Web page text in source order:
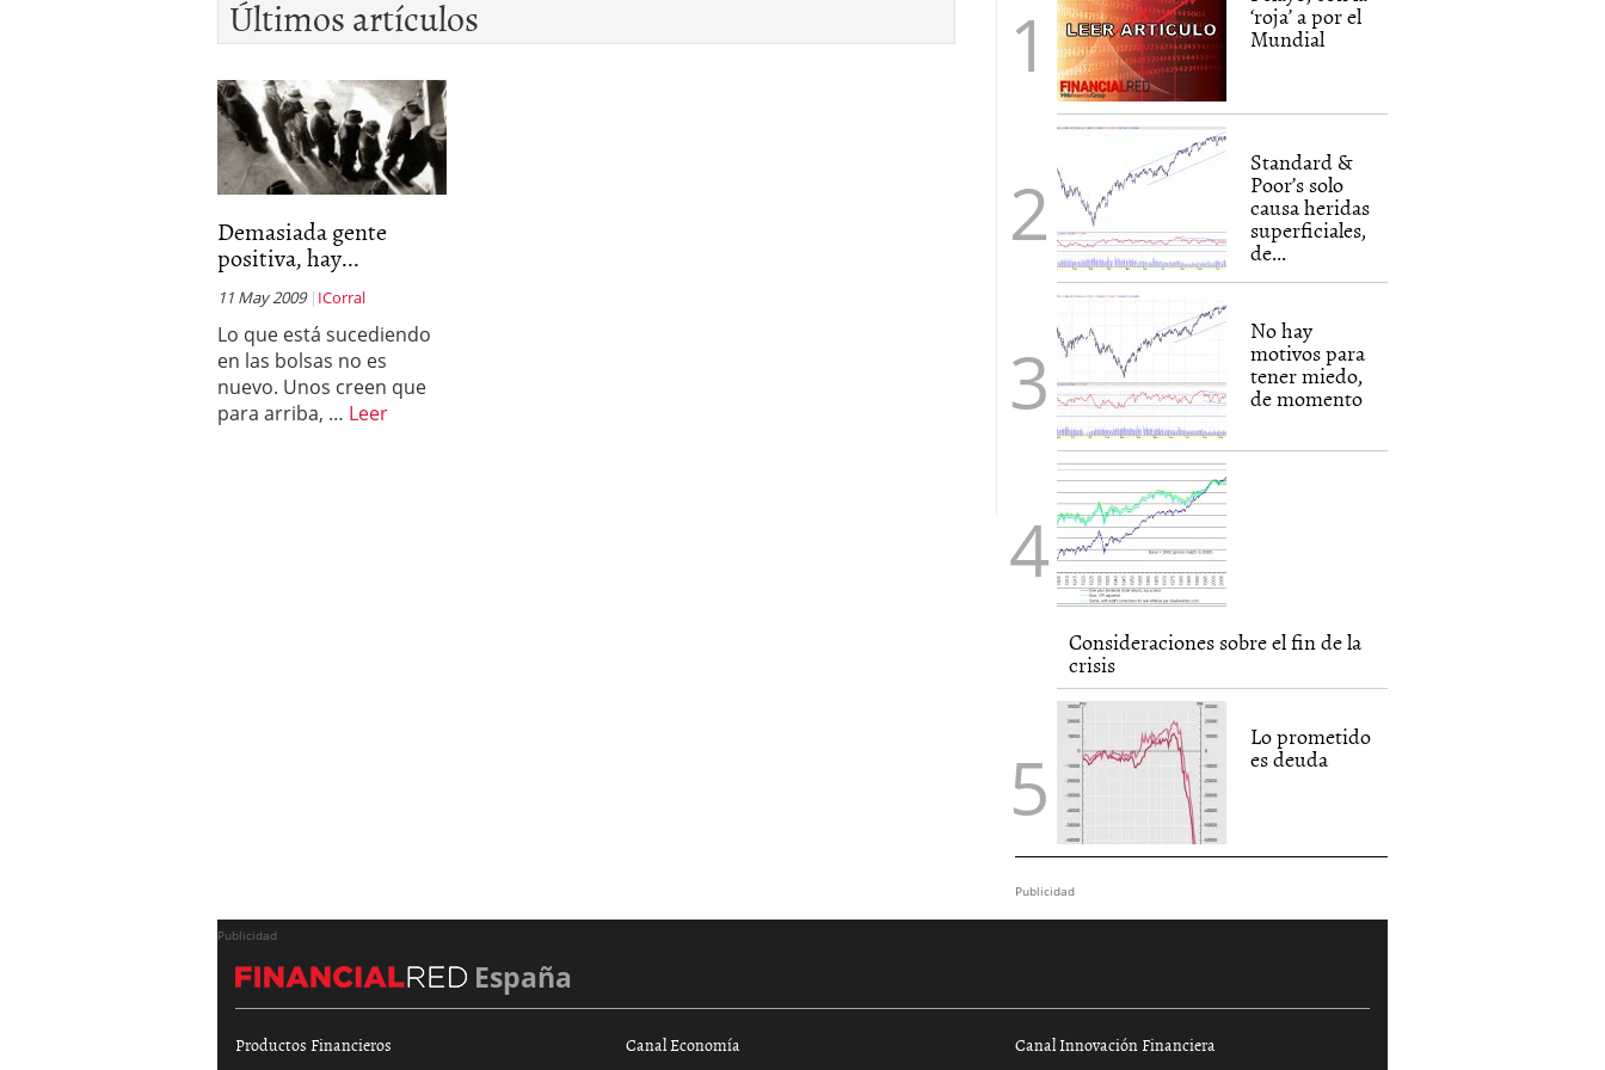
Últimos artículos
Demasiada gente
positiva, hay...
11 May 2009 ICorral
Lo que está sucediendo
en las bolsas no es
nuevo. Unos creen que
para arriba, … Leer
‘roja’ a por el
Mundial
Standard &
Poor’s solo
causa heridas
superficiales,
de...
No hay
motivos para
tener miedo,
de momento
Consideraciones sobre el fin de la
crisis
Lo prometido
es deuda
Publicidad
Publicidad
España
Productos Financieros Canal Economía Canal Innovación Financiera